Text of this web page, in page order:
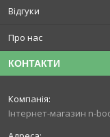
Відгуки
Про нас
КОНТАКТИ
Інтернет-магазин n-